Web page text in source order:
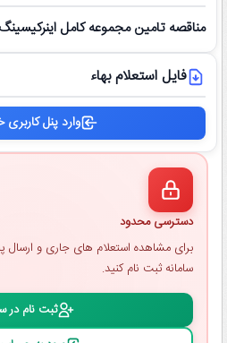
مناقصه تامین مجموعه کامل
فایل استعلام بهاء
وارد پنل
دسترسی محدود
برای مشاهده استعلام ‌های جاری و ارسال
سامانه ثبت ‌نام کنید.
ثبت ‌نام در